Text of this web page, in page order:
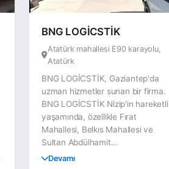
BNG LOGİCSTİK
Atatürk mahallesi E90 karayolu,
Atatürk
BNG LOGİCSTİK, Gaziantep'da
uzman hizmetler sunan bir firma.
BNG LOGİCSTİK Nizip'in hareketli
yaşamında, özellikle Fırat
Mahallesi, Belkıs Mahallesi ve
Sultan Abdülhamit...
Devamı